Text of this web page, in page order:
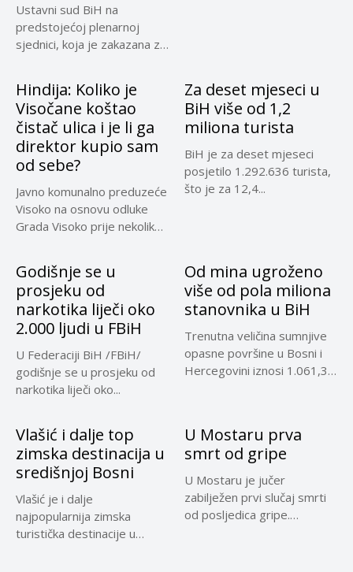
Ustavni sud BiH na
predstojećoj plenarnoj
sjednici, koja je zakazana za
Hindija: Koliko je
Visočane koštao
čistač ulica i je li ga
direktor kupio sam
od sebe?
Javno komunalno preduzeće
Visoko na osnovu odluke
Grada Visoko prije nekoliko
Za deset mjeseci u
BiH više od 1,2
miliona turista
BiH je za deset mjeseci
posjetilo 1.292.636 turista,
što je za 12,4...
Godišnje se u
prosjeku od
narkotika liječi oko
2.000 ljudi u FBiH
U Federaciji BiH /FBiH/
godišnje se u prosjeku od
narkotika liječi oko...
Od mina ugroženo
više od pola miliona
stanovnika u BiH
Trenutna veličina sumnjive
opasne površine u Bosni i
Hercegovini iznosi 1.061,32
Vlašić i dalje top
zimska destinacija u
središnjoj Bosni
Vlašić je i dalje
najpopularnija zimska
turistička destinacije u
U Mostaru prva
smrt od gripe
U Mostaru je jučer
zabilježen prvi slučaj smrti
od posljedica gripe.